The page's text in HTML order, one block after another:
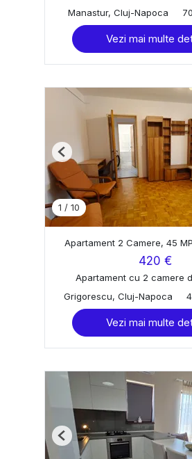
Manastur, Cluj-Napoca
Vezi mai multe
1 / 10
Previous
Apartament 2 Camere, 45
420 €
Apartament cu 2 camere
Grigorescu, Cluj-Napoca
Vezi mai multe
Previous